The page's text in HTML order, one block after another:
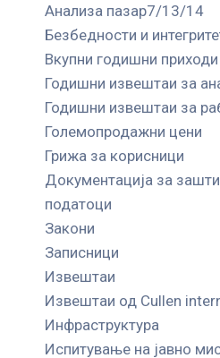
Анализа пазар7/13/14
Безбедности и
Вкупни годишни приходи
Годишни извештаи за
Годишни извештаи за
Големопродажни цени
Грижа за корисници
Документација за
податоци
Закони
Записници
Извештаи
Извештаи од Cullen
Инфраструктура
Испитување на јавно